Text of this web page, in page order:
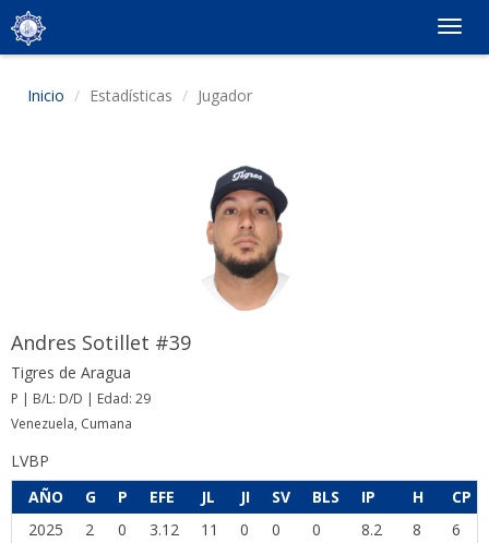
Inicio Estadísticas Jugador
Andres Sotillet #39
Tigres de Aragua
P | B/L: D/D | Edad: 29
Venezuela, Cumana
LVBP
AÑO
G P EFE JL JI SV BLS IP H
CP
2025
2 0 3.12 11 0 0 0 8.2 8
6